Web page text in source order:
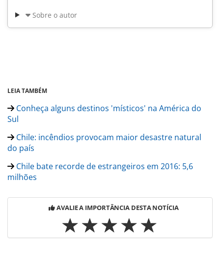
Sobre o autor
LEIA TAMBÉM
Conheça alguns destinos 'místicos' na América do
Sul
Chile: incêndios provocam maior desastre natural
do país
Chile bate recorde de estrangeiros em 2016: 5,6
milhões
AVALIE A IMPORTÂNCIA DESTA NOTÍCIA